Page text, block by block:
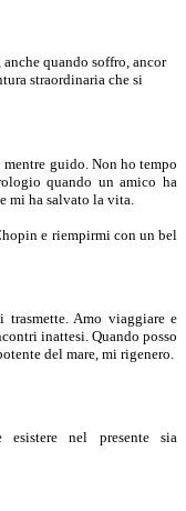
quando soffro, ancor
straordinaria che si
guido. Non ho tempo
quando un amico ha
mi ha salvato la vita.
e riempirmi con un bel
Amo viaggiare e
inattesi. Quando posso
del mare, mi rigenero.
nel presente sia